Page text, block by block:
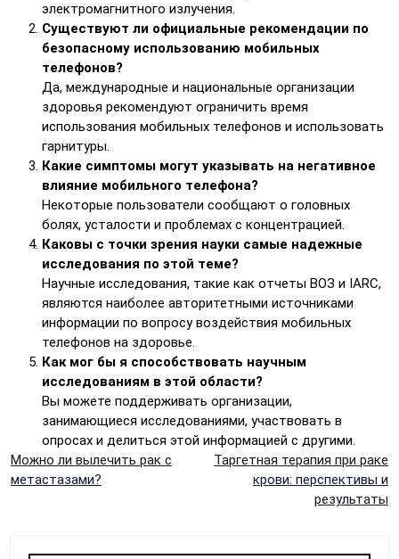
электромагнитного излучения.
Существуют ли официальные рекомендации по
безопасному использованию мобильных
телефонов?
Да, международные и национальные организации
здоровья рекомендуют ограничить время
использования мобильных телефонов и использовать
гарнитуры.
Какие симптомы могут указывать на негативное
влияние мобильного телефона?
Некоторые пользователи сообщают о головных
болях, усталости и проблемах с концентрацией.
Каковы с точки зрения науки самые надежные
исследования по этой теме?
Научные исследования, такие как отчеты ВОЗ и IARC,
являются наиболее авторитетными источниками
информации по вопросу воздействия мобильных
телефонов на здоровье.
Как мог бы я способствовать научным
исследованиям в этой области?
Вы можете поддерживать организации,
занимающиеся исследованиями, участвовать в
опросах и делиться этой информацией с другими.
Навигация
Можно ли вылечить рак с
метастазами?
Таргетная терапия при раке
крови: перспективы и
результаты